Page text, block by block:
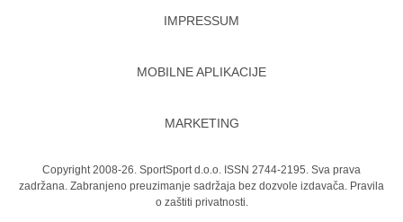
IMPRESSUM
MOBILNE APLIKACIJE
MARKETING
Copyright 2008-26. SportSport d.o.o. ISSN 2744-2195. Sva prava
zadržana. Zabranjeno preuzimanje sadržaja bez dozvole izdavača. Pravila
o zaštiti privatnosti.